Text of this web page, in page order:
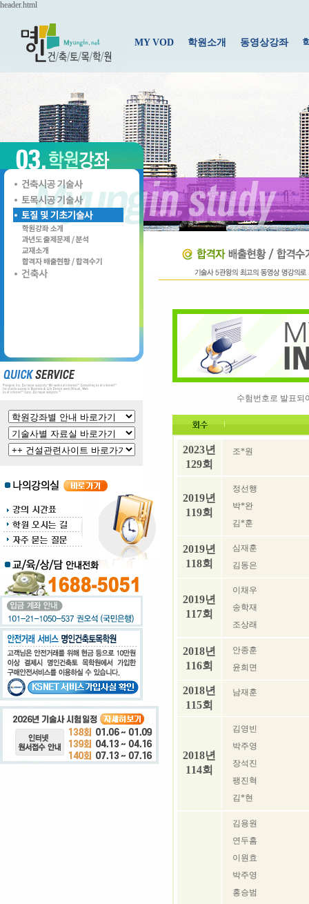
header.html
MY VOD 학원소개 동영상강좌
수험번호로 발표되어 전체
2023년
129회
조*원
2019년
119회
정선행
박*완
김*훈
2019년
118회
심재훈
김동은
2019년
117회
이채우
송학재
조상래
2018년
116회
안종훈
윤희면
2018년
115회
남재훈
2018년
114회
김영빈
박주영
장석진
팽진혁
김*현
김용원
연두흠
이원효
박주영
홍승범